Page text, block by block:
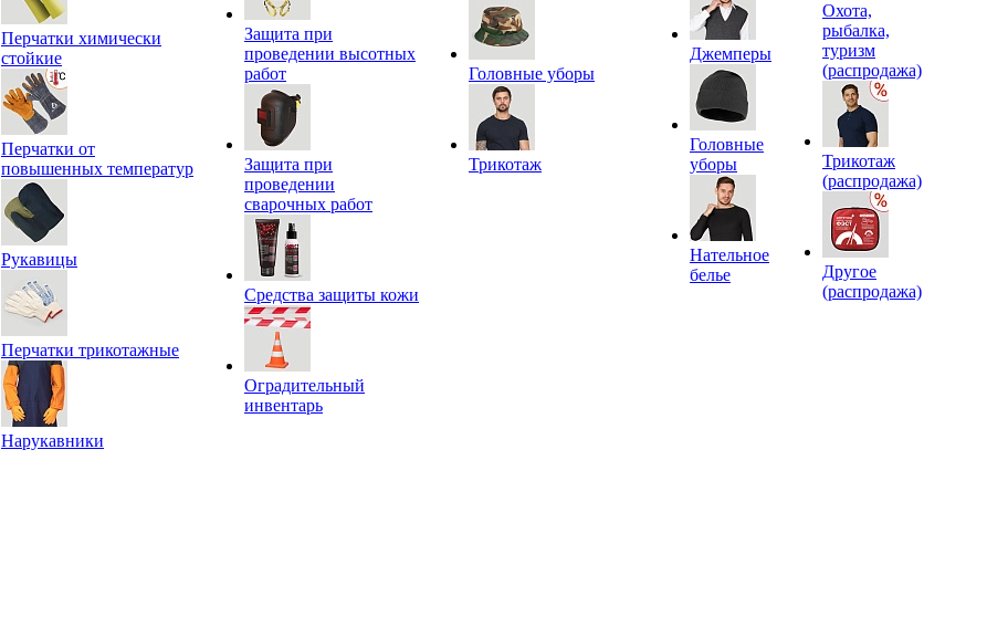
Перчатки химически
стойкие
Перчатки от
повышенных температур
Рукавицы
Перчатки трикотажные
Нарукавники
Защита при
проведении высотных
работ
Защита при
проведении
сварочных работ
Средства защиты кожи
Оградительный
инвентарь
Головные уборы
Трикотаж
Джемперы
Головные
уборы
Нательное
белье
Охота,
рыбалка,
туризм
(распродажа)
Трикотаж
(распродажа)
Другое
(распродажа)